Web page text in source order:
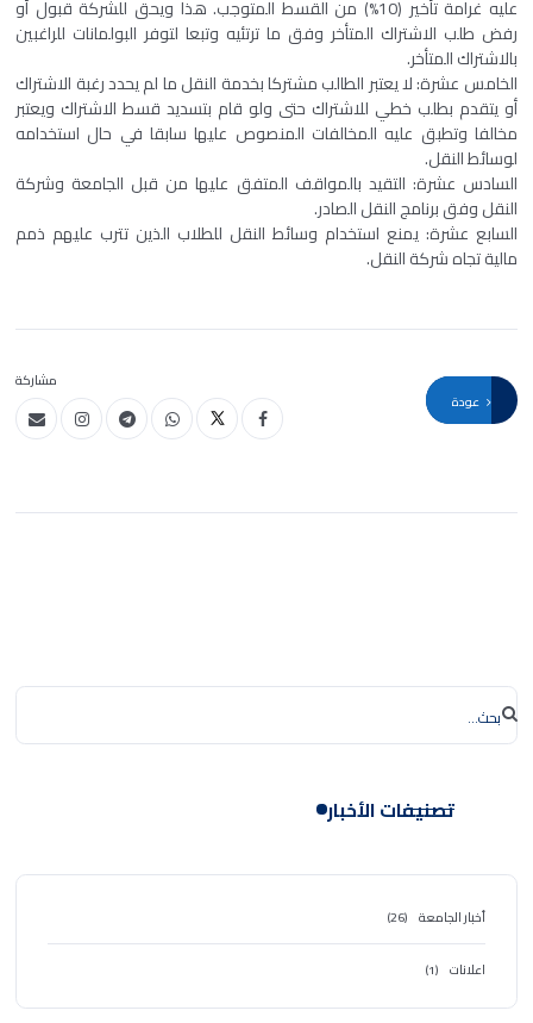
عليه غرامة تأخير (10%) من القسط المتوجب. هذا ويحق للشركة قبول أو
رفض طلب الاشتراك المتأخر وفق ما ترتئيه وتبعا لتوفر البولمانات للراغبين
بالاشتراك المتأخر.
الخامس عشرة: لا يعتبر الطالب مشتركا بخدمة النقل ما لم يحدد رغبة الاشتراك
أو يتقدم بطلب خطي للاشتراك حتى ولو قام بتسديد قسط الاشتراك ويعتبر
مخالفا وتطبق عليه المخالفات المنصوص عليها سابقا في حال استخدامه
لوسائط النقل.
السادس عشرة: التقيد بالمواقف المتفق عليها من قبل الجامعة وشركة
النقل وفق برنامج النقل الصادر.
السابع عشرة: يمنع استخدام وسائط النقل للطلاب الذين تترب عليهم ذمم
مالية تجاه شركة النقل.
مشاركة
تصنيفات الأخبار
أخبار الجامعة (26)
اعلانات (1)